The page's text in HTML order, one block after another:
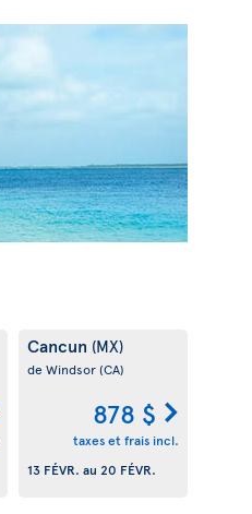
Cancun (MX)
de Windsor(CA)
878 $
taxes et frais incl.
13 FÉVR. au 20 FÉVR.